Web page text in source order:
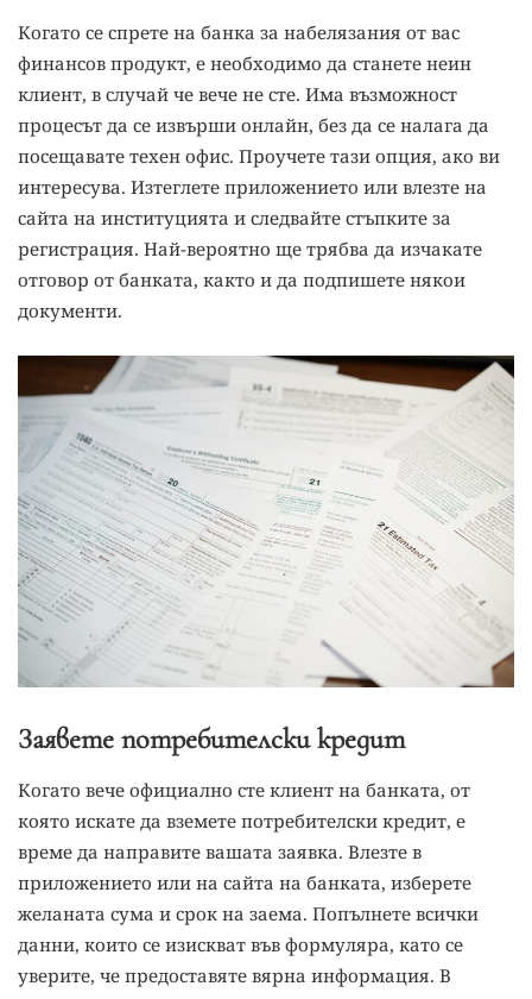
Когато се спрете на банка за набелязания от вас
финансов продукт, е необходимо да станете неин
клиент, в случай че вече не сте. Има възможност
процесът да се извърши онлайн, без да се налага да
посещавате техен офис. Проучете тази опция, ако ви
интересува. Изтеглете приложението или влезте на
сайта на институцията и следвайте стъпките за
регистрация. Най-вероятно ще трябва да изчакате
отговор от банката, както и да подпишете някои
документи.
Заявете потребителски кредит
Когато вече официално сте клиент на банката, от
която искате да вземете потребителски кредит, е
време да направите вашата заявка. Влезте в
приложението или на сайта на банката, изберете
желаната сума и срок на заема. Попълнете всички
данни, които се изискват във формуляра, като се
уверите, че предоставяте вярна информация. В